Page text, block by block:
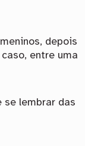
depois
entre uma
se lembrar das